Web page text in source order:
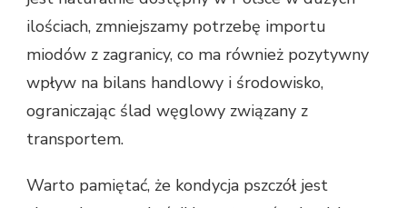
ilościach, zmniejszamy potrzebę importu
miodów z zagranicy, co ma również pozytywny
wpływ na bilans handlowy i środowisko,
ograniczając ślad węglowy związany z
transportem.
Warto pamiętać, że kondycja pszczół jest